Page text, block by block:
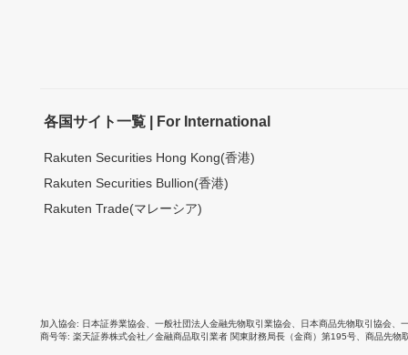
各国サイト一覧 | For International
Rakuten Securities Hong Kong(香港)
Rakuten Securities Bullion(香港)
Rakuten Trade(マレーシア)
加入協会 日本証券業協会 一般社団法人金融先物取引業協会 日本商品先物取引協会
商号等 楽天証券株式会社／金融商品取引業者 関東財務局長（金商）第195号、商品先物